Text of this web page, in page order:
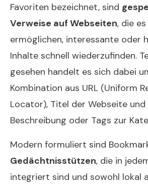
Favoriten bezeichnet, sind
Verweise auf Webseiten, die
ermöglichen, interessante oder
Inhalte schnell wiederzufinden.
gesehen handelt es sich dabei
Kombination aus URL (Uniform
Locator), Titel der Webseite
Beschreibung oder Tags zur
Modern formuliert sind
Gedächtnisstützen, die in
integriert sind und sowohl lokal